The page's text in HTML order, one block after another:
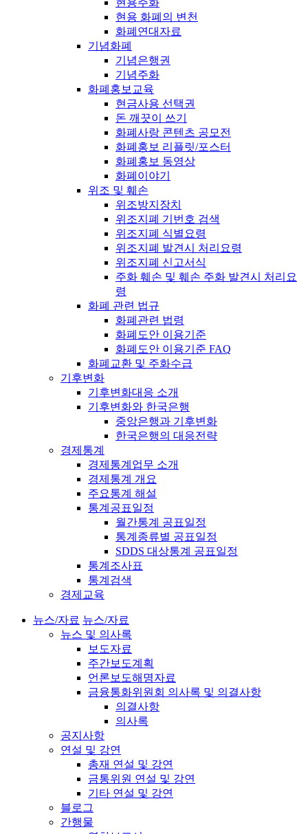
현용주화
현용 화폐의 변천
화폐연대자료
기념화폐
기념은행권
기념주화
화폐홍보교육
현금사용 선택권
돈 깨끗이 쓰기
화폐사랑 콘텐츠 공모전
화폐홍보 리플릿/포스터
화폐홍보 동영상
화폐이야기
위조 및 훼손
위조방지장치
위조지폐 기번호 검색
위조지폐 식별요령
위조지폐 발견시 처리요령
위조지폐 신고서식
주화 훼손 및 훼손 주화 발견시 처리요
령
화폐 관련 법규
화폐관련 법령
화폐도안 이용기준
화폐도안 이용기준 FAQ
화폐교환 및 주화수급
기후변화
기후변화대응 소개
기후변화와 한국은행
중앙은행과 기후변화
한국은행의 대응전략
경제통계
경제통계업무 소개
경제통계 개요
주요통계 해설
통계공표일정
월간통계 공표일정
통계종류별 공표일정
SDDS 대상통계 공표일정
통계조사표
통계검색
경제교육
뉴스/자료 뉴스/자료
뉴스 및 의사록
보도자료
주간보도계획
언론보도해명자료
금융통화위원회 의사록 및 의결사항
의결사항
의사록
공지사항
연설 및 강연
총재 연설 및 강연
금통위원 연설 및 강연
기타 연설 및 강연
블로그
간행물